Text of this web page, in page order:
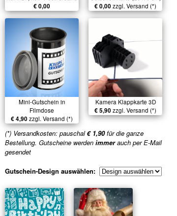
€ 0,00 € 0,00 zzgl. Versand (*)
Mini-Gutschein in
Filmdose
€ 4,90 zzgl. Versand (*)
Kamera Klappkarte 3D
€ 5,90 zzgl. Versand (*)
(*) Versandkosten: pauschal€ 1,90für die ganze
Bestellung. Gutscheine werden immerauch per E-Mail
gesendet
Gutschein-Design auswählen: